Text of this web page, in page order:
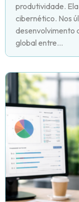
produtividade.
cibernético. Nos
desenvolvimento
global entre...